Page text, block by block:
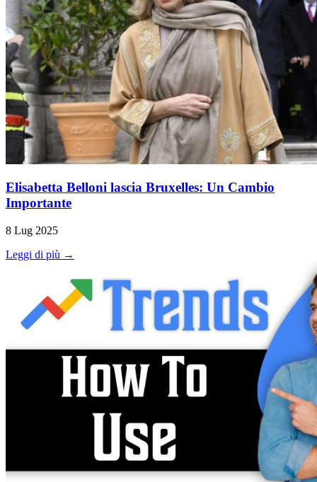
Elisabetta Belloni lascia Bruxelles: Un Cambio
Importante
8 Lug 2025
Leggi di più →